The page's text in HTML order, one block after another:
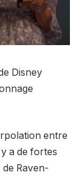
Disney
entre
a de fortes
Raven-